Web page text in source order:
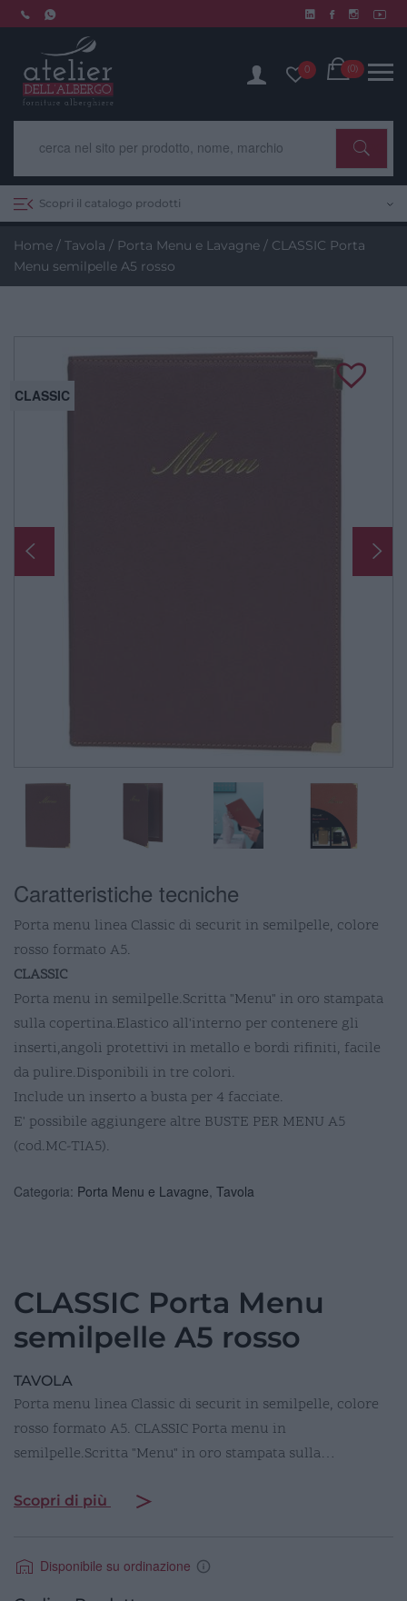
Skip
to
0 Cart
(0)
Scopri il catalogo prodotti
Home / Tavola / Porta Menu e Lavagne / CLASSIC Porta
Menu semilpelle A5 rosso
CLASSIC
Caratteristiche tecniche
Porta menu linea Classic di securit in semilpelle, colore
rosso formato A5.
CLASSIC
Porta menu in semilpelle.Scritta "Menu" in oro stampata
sulla copertina.Elastico all'interno per contenere gli
inserti,angoli protettivi in metallo e bordi rifiniti, facile
da pulire.Disponibili in tre colori.
Include un inserto a busta per 4 facciate.
E' possibile aggiungere altre BUSTE PER MENU A5
(cod.MC-TIA5).
Categoria: Porta Menu e Lavagne Tavola
CLASSIC Porta Menu
semilpelle A5 rosso
TAVOLA
Porta menu linea Classic di securit in semilpelle, colore
rosso formato A5. CLASSIC Porta menu in
semilpelle.Scritta "Menu" in oro stampata sulla…
Scopri di più
Disponibile su ordinazione